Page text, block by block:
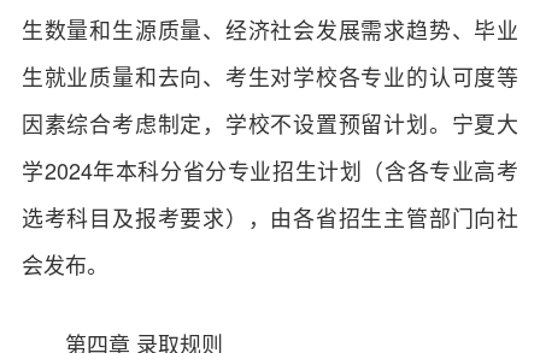
生数量和生源质量、经济社会发展需求趋势、毕业
生就业质量和去向、考生对学校各专业的认可度等
因素综合考虑制定，学校不设置预留计划。宁夏大
学2024年本科分省分专业招生计划（含各专业高考
选考科目及报考要求），由各省招生主管部门向社
会发布。
第四章 录取规则